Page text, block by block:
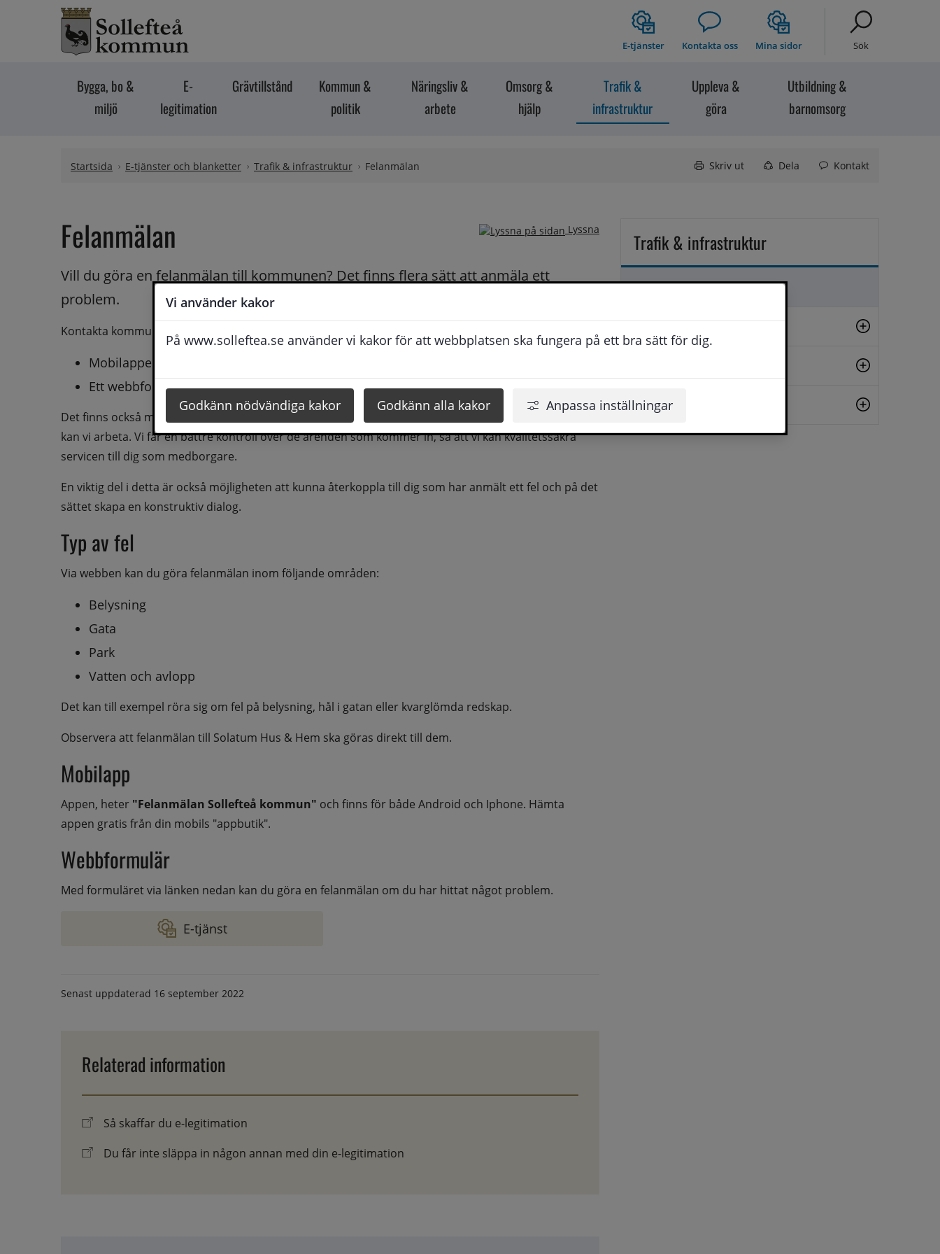
Vi använder kakor
På www.solleftea.se använder vi kakor för att webbplatsen ska fungera på ett bra sätt för dig.
Godkänn nödvändiga kakor Godkänn alla kakor Anpassa inställningar
Hoppa till innehåll
E-tjänster Kontakta oss Mina sidor Sök
Bygga, bo &
miljö
E-
legitimation
Grävtillstånd
Kommun &
politik
Näringsliv &
arbete
Omsorg &
hjälp
Trafik &
infrastruktur
Uppleva &
göra
Utbildning &
barnomsorg
Startsida E-tjänster och blanketter Trafik & infrastruktur Felanmälan Skriv ut Dela Kontakt
Lyssna
Felanmälan
Vill du göra en felanmälan till kommunen? Det finns flera sätt att anmäla ett
problem.
Kontakta kommunen via:
Mobilappen Felanmälan
Ett webbformulär
Det finns också möjligt att ringa in sin felanmälan, men ju fler som gör det via webben desto snabbare
kan vi arbeta. Vi får en bättre kontroll över de ärenden som kommer in, så att vi kan kvalitetssäkra
servicen till dig som medborgare.
En viktig del i detta är också möjligheten att kunna återkoppla till dig som har anmält ett fel och på det
sättet skapa en konstruktiv dialog.
Typ av fel
Via webben kan du göra felanmälan inom följande områden:
Belysning
Gata
Park
Vatten och avlopp
Det kan till exempel röra sig om fel på belysning, hål i gatan eller kvarglömda redskap.
Observera att felanmälan till Solatum Hus & Hem ska göras direkt till dem.
Mobilapp
Appen, heter "Felanmälan Sollefteå kommun" och finns för både Android och Iphone. Hämta
appen gratis från din mobils "appbutik".
Webbformulär
Med formuläret via länken nedan kan du göra en felanmälan om du har hittat något problem.
E-tjänst
Senast uppdaterad 16 september 2022
Relaterad information
Så skaffar du e-legitimation
Du får inte släppa in någon annan med din e-legitimation
Trafik & infrastruktur
Felanmälan
Nätavtal lägenhet
Vägarbete